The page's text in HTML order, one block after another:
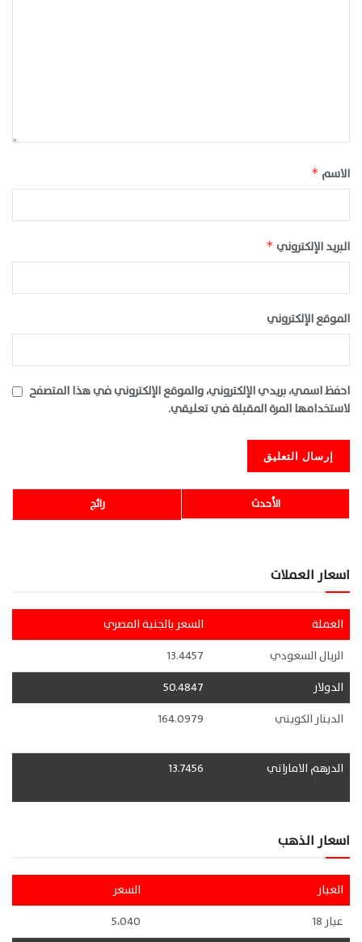
الاسم *
البريد الإلكتروني *
الموقع الإلكتروني
احفظ اسمي، بريدي الإلكتروني، والموقع الإلكتروني في هذا المتصفح
لاستخدامها المرة المقبلة في تعليقي.
رائج الأحدث
اسعار العملات
العملة
السعر بالجنية المصري
الريال السعودي
13.4457
الدولار
50.4847
الدينار الكويتي
164.0979
الدرهم الاماراتي 13.7456
اسعار الذهب
العيار
السعر
عيار 18
5،040